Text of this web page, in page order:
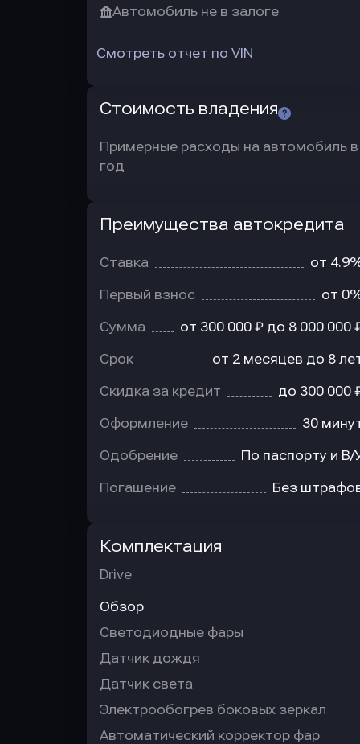
Автомобиль не в залоге
Смотреть отчет по VIN
Стоимость владения
Примерные расходы на автомобиль в
год
Преимущества автокредита
Ставка от
Первый взнос от
Сумма от 300 000 ₽ до 8 000 000
Срок от 2 месяцев до 8
Скидка за кредит до 300 000
Оформление 30
Одобрение По паспорту и В/
Погашение Без
Комплектация
Drive
Обзор
Светодиодные фары
Датчик дождя
Датчик света
Электрообогрев боковых зеркал
Автоматический корректор фар